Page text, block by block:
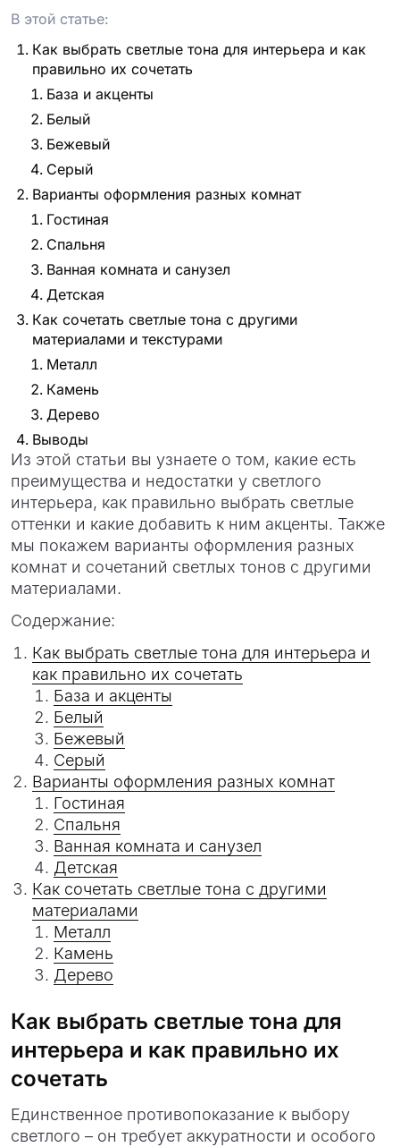
В этой статье:
Как выбрать светлые тона для интерьера и как
правильно их сочетать
База и акценты
Белый
Бежевый
Серый
Варианты оформления разных комнат
Гостиная
Спальня
Ванная комната и санузел
Детская
Как сочетать светлые тона с другими
материалами и текстурами
Металл
Камень
Дерево
Выводы
Из этой статьи вы узнаете о том, какие есть
преимущества и недостатки у светлого
интерьера, как правильно выбрать светлые
оттенки и какие добавить к ним акценты. Также
мы покажем варианты оформления разных
комнат и сочетаний светлых тонов с другими
материалами.
Содержание:
Как выбрать светлые тона для интерьера и
как правильно их сочетать
База и акценты
Белый
Бежевый
Серый
Варианты оформления разных комнат
Гостиная
Спальня
Ванная комната и санузел
Детская
Как сочетать светлые тона с другими
материалами
Металл
Камень
Дерево
Как выбрать светлые тона для
интерьера и как правильно их
сочетать
Единственное противопоказание к выбору
светлого – он требует аккуратности и особого